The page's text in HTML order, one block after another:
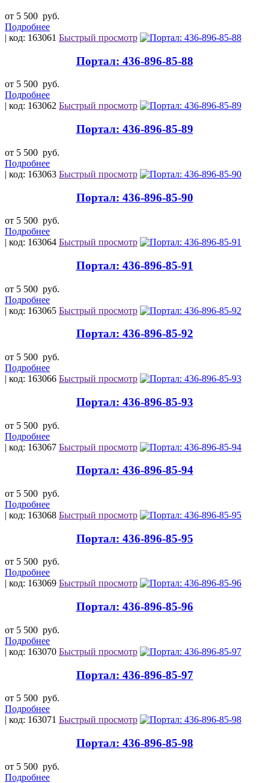
от 5 500 руб.
Подробнее
| код: 163061 Быстрый просмотр
Портал: 436-896-85-88
от 5 500 руб.
Подробнее
| код: 163062 Быстрый просмотр
Портал: 436-896-85-89
от 5 500 руб.
Подробнее
| код: 163063 Быстрый просмотр
Портал: 436-896-85-90
от 5 500 руб.
Подробнее
| код: 163064 Быстрый просмотр
Портал: 436-896-85-91
от 5 500 руб.
Подробнее
| код: 163065 Быстрый просмотр
Портал: 436-896-85-92
от 5 500 руб.
Подробнее
| код: 163066 Быстрый просмотр
Портал: 436-896-85-93
от 5 500 руб.
Подробнее
| код: 163067 Быстрый просмотр
Портал: 436-896-85-94
от 5 500 руб.
Подробнее
| код: 163068 Быстрый просмотр
Портал: 436-896-85-95
от 5 500 руб.
Подробнее
| код: 163069 Быстрый просмотр
Портал: 436-896-85-96
от 5 500 руб.
Подробнее
| код: 163070 Быстрый просмотр
Портал: 436-896-85-97
от 5 500 руб.
Подробнее
| код: 163071 Быстрый просмотр
Портал: 436-896-85-98
от 5 500 руб.
Подробнее